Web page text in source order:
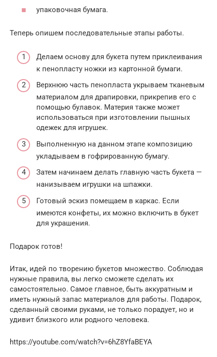
упаковочная бумага.
Теперь опишем последовательные этапы работы.
Делаем основу для букета путем приклеивания
к пенопласту ножки из картонной бумаги.
Верхнюю часть пенопласта укрываем тканевым
материалом для драпировки, прикрепив его с
помощью булавок. Материя также может
использоваться при изготовлении пышных
одежек для игрушек.
Выполненную на данном этапе композицию
укладываем в гофрированную бумагу.
Затем начинаем делать главную часть букета —
нанизываем игрушки на шпажки.
Готовый эскиз помещаем в каркас. Если
имеются конфеты, их можно включить в букет
для украшения.
Подарок готов!
Итак, идей по творению букетов множество. Соблюдая
нужные правила, вы легко сможете сделать их
самостоятельно. Самое главное, быть аккуратным и
иметь нужный запас материалов для работы. Подарок,
сделанный своими руками, не только порадует, но и
удивит близкого или родного человека.
https://youtube.com/watch?v=6hZ8YfaBEYA